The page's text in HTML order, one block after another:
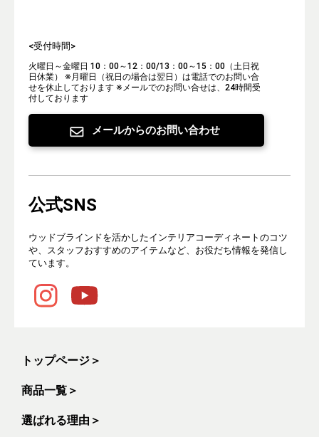
<受付時間>
火曜日～金曜日 10：00～12：00/13：00～15：00（土日祝
日休業）
※月曜日（祝日の場合は翌日）は電話でのお問い合
せを休止しております ※メールでのお問い合せは、24時間受
付しております
メールからのお問い合わせ
公式SNS
ウッドブラインドを活かしたインテリアコーディネートのコツ
や、スタッフおすすめのアイテムなど、お役だち情報を発信し
ています。
トップページ ＞
商品一覧 ＞
選ばれる理由 ＞